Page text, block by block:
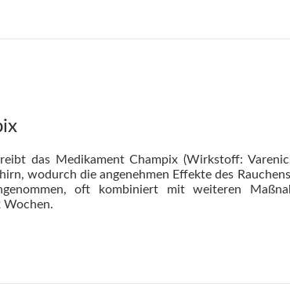
das Medikament Champix (Wirkstoff:
wodurch die angenehmen Effekte des
oft kombiniert mit weiteren
Wochen.